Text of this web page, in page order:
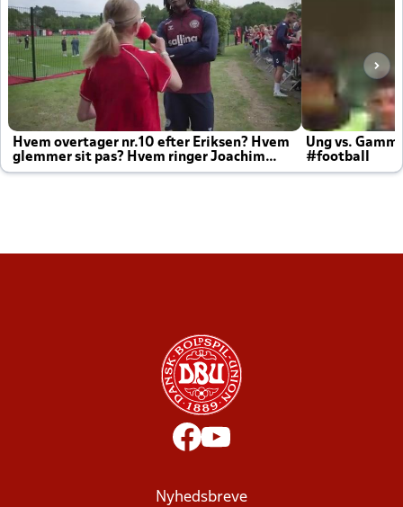
Hvem overtager nr.10 efter Eriksen? Hvem
glemmer sit pas? Hvem ringer Joachim
altid til efter kampe?
Ung vs.
#football
Nyhedsbreve